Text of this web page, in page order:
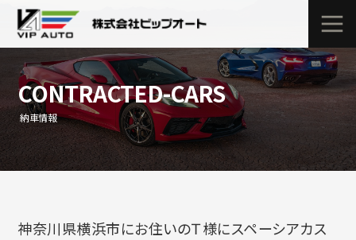
CONTRACTED-CARS
納車情報
神奈川県横浜市にお住いのＴ様にスペーシアカス